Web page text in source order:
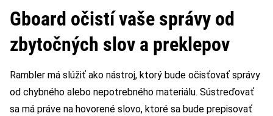
Gboard očistí vaše správy od
zbytočných slov a preklepov
Rambler má slúžiť ako nástroj, ktorý bude očisťovať správy
od chybného alebo nepotrebného materiálu. Sústreďovať
sa má práve na hovorené slovo, ktoré sa bude prepisovať